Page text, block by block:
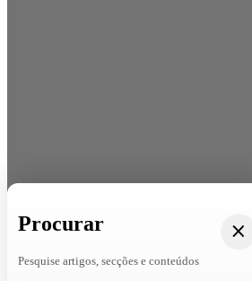
Procurar
Pesquise artigos, secções e conteúdos